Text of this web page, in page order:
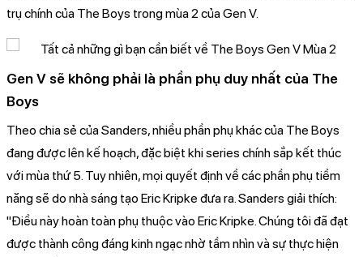
trụ chính của The Boys trong mùa 2 của Gen V.
Gen V sẽ không phải là phần phụ duy nhất của The
Boys
Theo chia sẻ của Sanders, nhiều phần phụ khác của The Boys
đang được lên kế hoạch, đặc biệt khi series chính sắp kết thúc
với mùa thứ 5. Tuy nhiên, mọi quyết định về các phần phụ tiềm
năng sẽ do nhà sáng tạo Eric Kripke đưa ra. Sanders giải thích:
"Điều này hoàn toàn phụ thuộc vào Eric Kripke. Chúng tôi đã đạt
được thành công đáng kinh ngạc nhờ tầm nhìn và sự thực hiện